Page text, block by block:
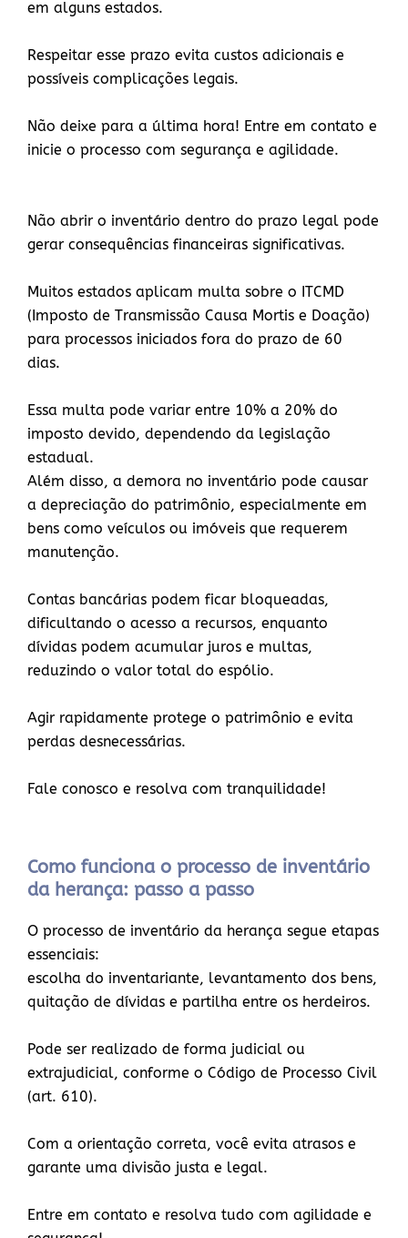
em alguns estados.
Respeitar esse prazo evita custos adicionais e
possíveis complicações legais.
Não deixe para a última hora! Entre em contato e
inicie o processo com segurança e agilidade.
Não abrir o inventário dentro do prazo legal pode
gerar consequências financeiras significativas.
Muitos estados aplicam multa sobre o ITCMD
(Imposto de Transmissão Causa Mortis e Doação)
para processos iniciados fora do prazo de 60
dias.
Essa multa pode variar entre 10% a 20% do
imposto devido, dependendo da legislação
estadual.
Além disso, a demora no inventário pode causar
a depreciação do patrimônio, especialmente em
bens como veículos ou imóveis que requerem
manutenção.
Contas bancárias podem ficar bloqueadas,
dificultando o acesso a recursos, enquanto
dívidas podem acumular juros e multas,
reduzindo o valor total do espólio.
Agir rapidamente protege o patrimônio e evita
perdas desnecessárias.
Fale conosco e resolva com tranquilidade!
Como funciona o processo de inventário
da herança: passo a passo
O processo de inventário da herança segue etapas
essenciais:
escolha do inventariante, levantamento dos bens,
quitação de dívidas e partilha entre os herdeiros.
Pode ser realizado de forma judicial ou
extrajudicial, conforme o Código de Processo Civil
(art. 610).
Com a orientação correta, você evita atrasos e
garante uma divisão justa e legal.
Entre em contato e resolva tudo com agilidade e